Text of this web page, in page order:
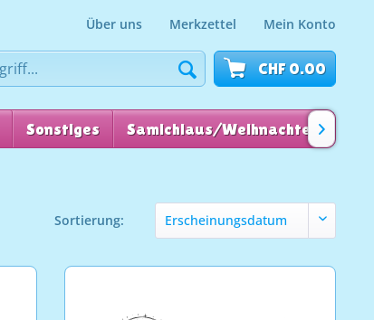
Über uns Merkzettel Mein Konto
CHF 0.00
Sonstiges Samichlaus/Weihnachten
Sortierung: